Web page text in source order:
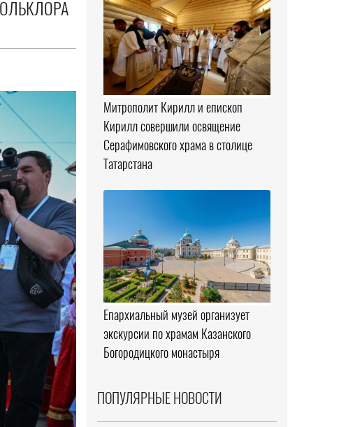
Митрополит Кирилл и епископ
Кирилл совершили освящение
Серафимовского храма в столице
Татарстана
Епархиальный музей организует
экскурсии по храмам Казанского
Богородицкого монастыря
ПОПУЛЯРНЫЕ НОВОСТИ